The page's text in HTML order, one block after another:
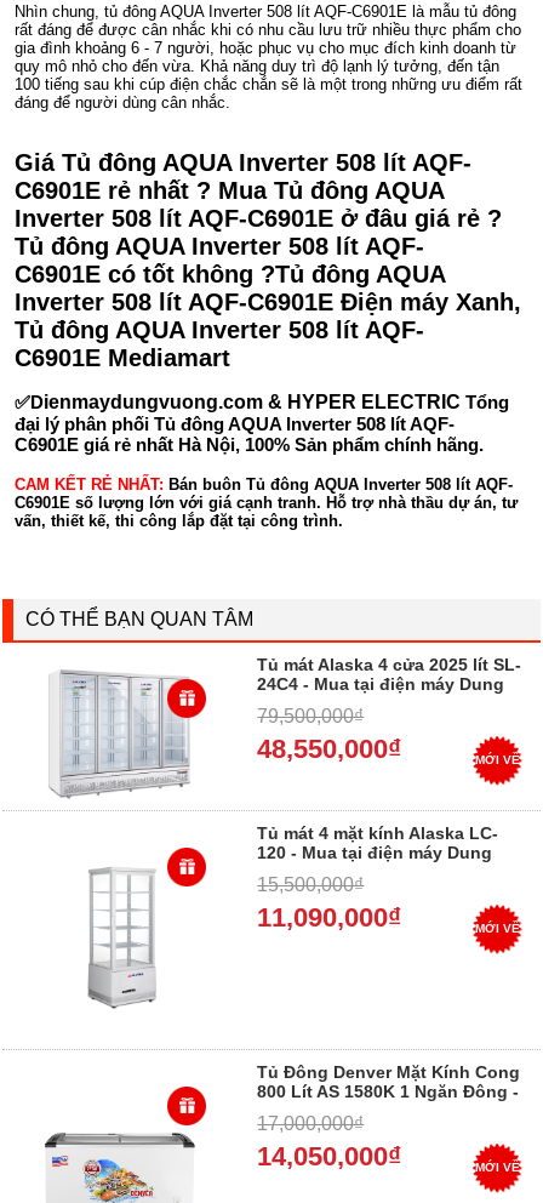
Nhìn chung, tủ đông AQUA Inverter 508 lít AQF-C6901E là mẫu tủ đông
rất đáng để được cân nhắc khi có nhu cầu lưu trữ nhiều thực phẩm cho
gia đình khoảng 6 - 7 người, hoặc phục vụ cho mục đích kinh doanh từ
quy mô nhỏ cho đến vừa. Khả năng duy trì độ lạnh lý tưởng, đến tận
100 tiếng sau khi cúp điện chắc chắn sẽ là một trong những ưu điểm rất
đáng để người dùng cân nhắc.
Giá Tủ đông AQUA Inverter 508 lít AQF-
C6901E rẻ nhất ? Mua Tủ đông AQUA
Inverter 508 lít AQF-C6901E ở đâu giá rẻ ?
Tủ đông AQUA Inverter 508 lít AQF-
C6901E có tốt không ?Tủ đông AQUA
Inverter 508 lít AQF-C6901E Điện máy Xanh,
Tủ đông AQUA Inverter 508 lít AQF-
C6901E Mediamart
✅Dienmaydungvuong.com & HYPER ELECTRIC Tổng
đại lý phân phối Tủ đông AQUA Inverter 508 lít AQF-
C6901E giá rẻ nhất Hà Nội, 100% Sản phẩm chính hãng.
CAM KẾT RẺ NHẤT: Bán buôn Tủ đông AQUA Inverter 508 lít AQF-
C6901E số lượng lớn với giá cạnh tranh. Hỗ trợ nhà thầu dự án, tư
vấn, thiết kế, thi công lắp đặt tại công trình.
CÓ THỂ BẠN QUAN TÂM
Tủ mát Alaska 4 cửa 2025 lít SL-
24C4 - Mua tại điện máy Dung
Vượng - Trả góp 0%
79,500,000₫
48,550,000₫ MỚI VỀ
Tủ mát 4 mặt kính Alaska LC-
120 - Mua tại điện máy Dung
Vượng - Trả góp 0%
15,500,000₫
11,090,000₫ MỚI VỀ
Tủ Đông Denver Mặt Kính Cong
800 Lít AS 1580K 1 Ngăn Đông -
Mua tại điện máy Dung Vượng -
Trả góp 0%
17,000,000₫
14,050,000₫ MỚI VỀ